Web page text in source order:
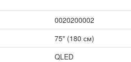
0020200002
75" (180 см)
QLED